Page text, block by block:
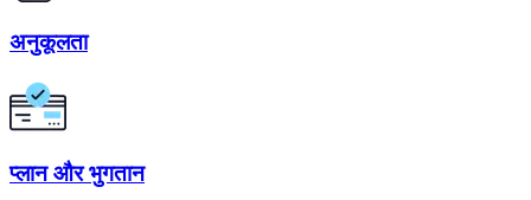
अनुकूलता
प्लान और भुगतान